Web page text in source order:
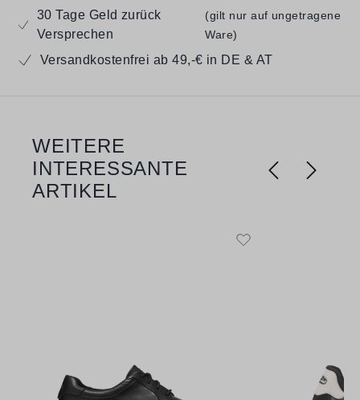
30 Tage Geld zurück
Versprechen
(gilt nur auf ungetragene
Ware)
Versandkostenfrei ab 49,-€ in DE & AT
Produktgalerie überspringen
WEITERE
INTERESSANTE
ARTIKEL